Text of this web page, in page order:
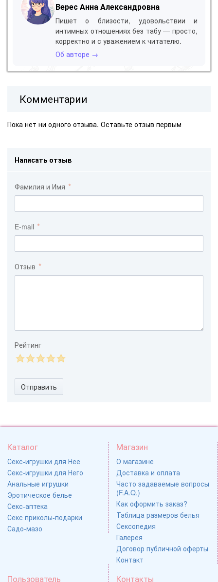
Верес Анна Александровна
Пишет о близости, удовольствии и
интимных отношениях без табу — просто,
корректно и с уважением к читателю.
Об авторе →
Комментарии
Пока нет ни одного отзыва. Оставьте отзыв первым
Написать отзыв
Фамилия и Имя
E-mail
Отзыв
Рейтинг
Отправить
Каталог
Секс-игрушки для Нее
Секс-игрушки для Него
Анальные игрушки
Эротическое белье
Секс-аптека
Секс приколы-подарки
Садо-мазо
Магазин
О магазине
Доставка и оплата
Часто задаваемые вопросы
(F.A.Q.)
Как оформить заказ?
Таблица размеров белья
Сексопедия
Галерея
Договор публичной оферты
Контакт
Пользователь Контакты